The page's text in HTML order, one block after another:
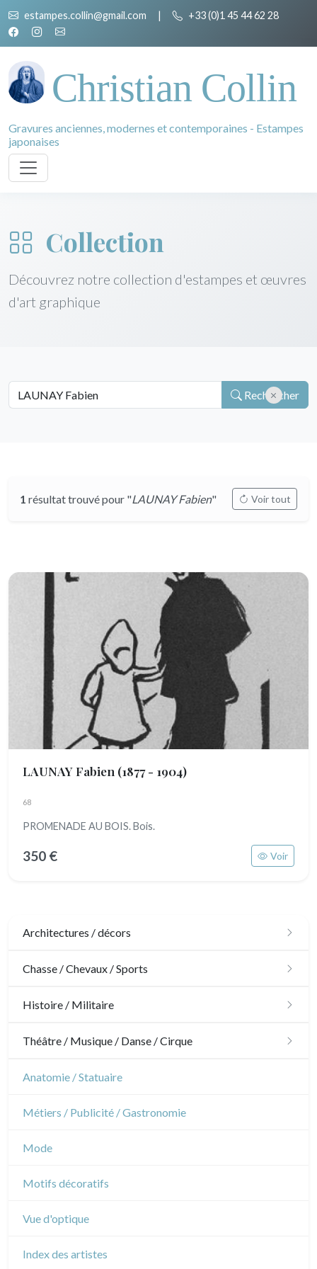
estampes.collin@gmail.com | +33 (0)1 45 44 62 28
Christian Collin
Gravures anciennes, modernes et contemporaines - Estampes
japonaises
Collection
Découvrez notre collection d'estampes et œuvres
d'art graphique
Rechercher
1 résultat trouvé pour "LAUNAY Fabien" Voir tout
LAUNAY Fabien (1877 - 1904)
68
PROMENADE AU BOIS. Bois.
350 € Voir
Architectures / décors
Architecture
Chasse / Chevaux / Sports
Chasse
Histoire / Militaire
Militaire
Théâtre / Musique / Danse / Cirque
Théâtre
Anatomie / Statuaire
Métiers / Publicité / Gastronomie
Mode
Motifs décoratifs
Vue d'optique
Index des artistes